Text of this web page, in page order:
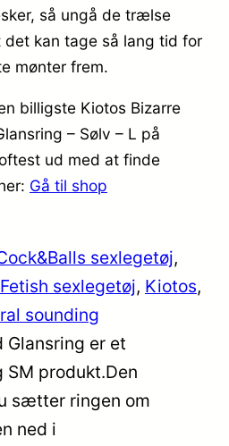
så ungå de trælse
kan tage så lang tid for
mønter frem.
billigste Kiotos Bizarre
– Sølv – L på
ud med at finde
Gå til shop
sexlegetøj
Fetish sexlegetøj, Kiotos
sounding
Glansring er et
produkt.Den
sætter ringen om
ned i